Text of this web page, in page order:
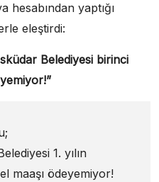
hesabından yaptığı
eleştirdi:
Belediyesi birinci
1. yılın
maaşı ödeyemiyor!